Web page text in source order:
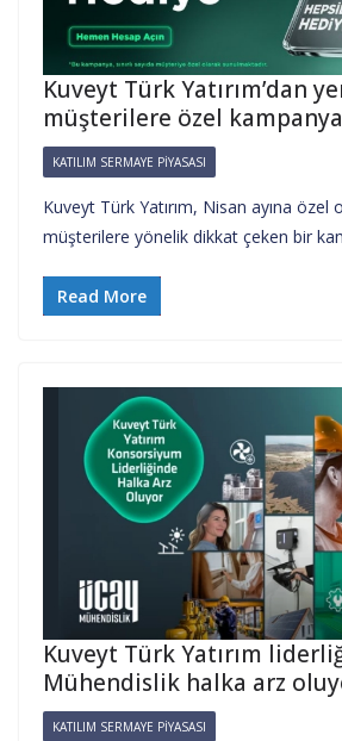
Kuveyt Türk Yatırım’dan
müşterilere özel kampanya
KATILIM SERMAYE PIYASASI
Kuveyt Türk Yatırım, Nisan ayına özel
müşterilere yönelik dikkat çeken bir
Read More
Kuveyt Türk Yatırım
Mühendislik halka arz
KATILIM SERMAYE PIYASASI